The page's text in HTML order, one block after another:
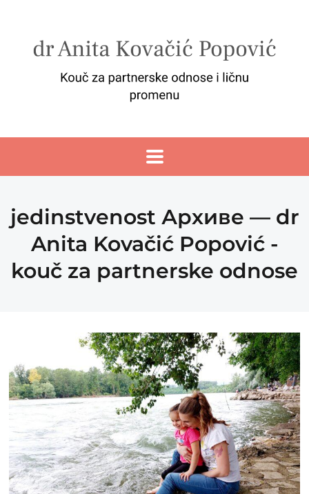
jedinstvenost Архиве — dr
Anita Kovačić Popović -
kouč za partnerske odnose